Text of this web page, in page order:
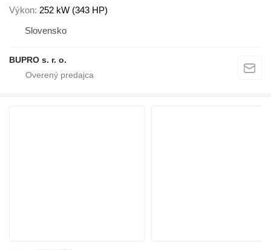
Výkon 252 kW (343 HP)
Slovensko
BUPRO s. r. o.